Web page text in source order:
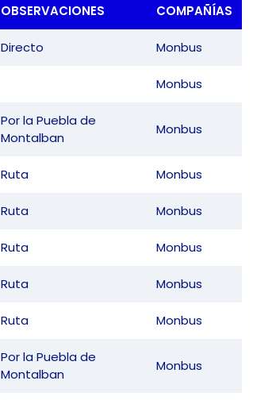
OBSERVACIONES COMPAÑÍAS
Directo Monbus
Monbus
Por la Puebla de
Montalban
Monbus
Ruta Monbus
Ruta Monbus
Ruta Monbus
Ruta Monbus
Ruta Monbus
Por la Puebla de
Montalban
Monbus